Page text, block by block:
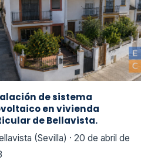
de sistema
en vivienda
de Bellavista.
(Sevilla) · 20 de abril de